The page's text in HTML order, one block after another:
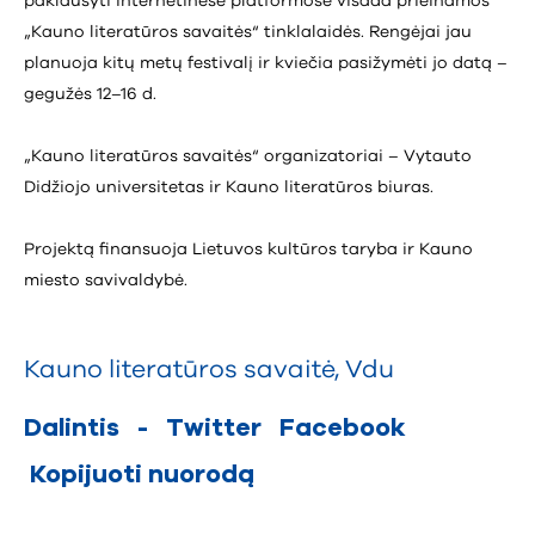
„Kauno literatūros savaitės“ tinklalaidės. Rengėjai jau
planuoja kitų metų festivalį ir kviečia pasižymėti jo datą –
gegužės 12–16 d.
„Kauno literatūros savaitės“ organizatoriai – Vytauto
Didžiojo universitetas ir Kauno literatūros biuras.
Projektą finansuoja Lietuvos kultūros taryba ir Kauno
miesto savivaldybė.
Kauno literatūros savaitė, Vdu
Dalintis - Twitter
Facebook
Kopijuoti nuorodą